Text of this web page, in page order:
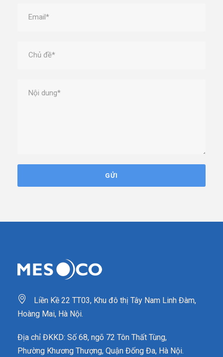
Liền Kề 22 TT03, Khu đô thị Tây Nam Linh Đàm,
Hoàng Mai, Hà Nội.
Địa chỉ ĐKKD: Số 68, ngõ 72 Tôn Thất Tùng,
Phường Khương Thượng, Quận Đống Đa, Hà Nội.